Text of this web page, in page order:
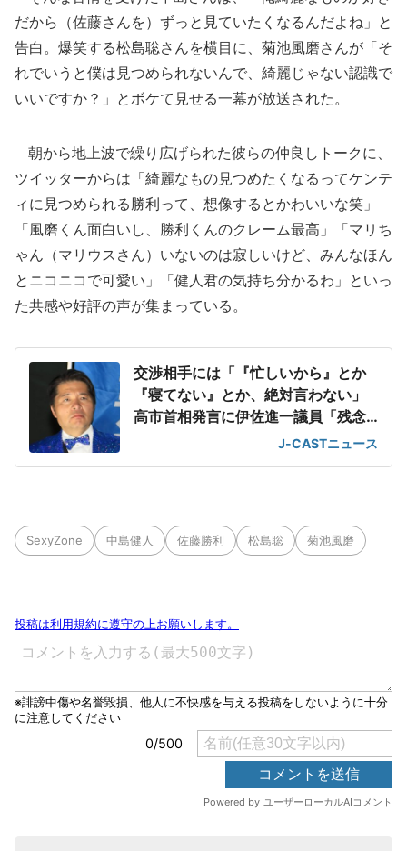
だから（佐藤さんを）ずっと見ていたくなるんだよね」と
告白。爆笑する松島聡さんを横目に、菊池風磨さんが「そ
れでいうと僕は見つめられないんで、綺麗じゃない認識で
いいですか？」とボケて見せる一幕が放送された。
朝から地上波で繰り広げられた彼らの仲良しトークに、
ツイッターからは「綺麗なもの見つめたくなるってケンテ
ィに見つめられる勝利って、想像するとかわいいな笑」
「風磨くん面白いし、勝利くんのクレーム最高」「マリち
ゃん（マリウスさん）いないのは寂しいけど、みんなほん
とニコニコで可愛い」「健人君の気持ち分かるわ」といっ
た共感や好評の声が集まっている。
交渉相手には「『忙しいから』とか
『寝てない』とか、絶対言わない」
高市首相発言に伊佐進一議員「残念
J-CASTニュース
SexyZone 中島健人 佐藤勝利 松島聡 菊池風磨